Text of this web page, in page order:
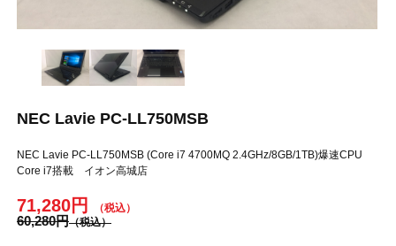
NEC Lavie PC-LL750MSB
NEC Lavie PC-LL750MSB (Core i7 4700MQ 2.4GHz/8GB/1TB)爆速CPU
Core i7搭載 イオン高城店
71,280円
60,280円